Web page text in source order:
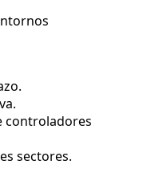
controladores
sectores.